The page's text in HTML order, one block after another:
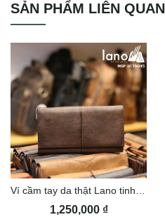
SẢN PHẨM LIÊN QUAN
1,250,000 ₫